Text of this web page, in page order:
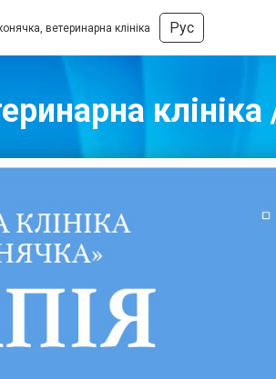
ветеринарна клініка Рус